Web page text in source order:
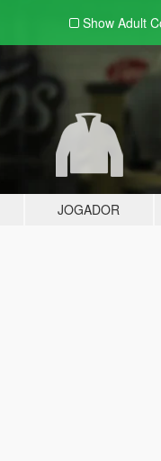
Show Adult
JOGADOR